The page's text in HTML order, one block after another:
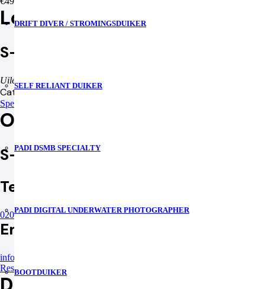
DRIFT DIVER / STROMINGSDUIKER
SELF RELIANT DUIKER
PADI DSMB SPECIALTY
PADI DIGITAL UNDERWATER PHOTOGRAPHER
BOOTDUIKER
Locatie
S-Diving
Uilenstede 314 1183 DB Amstelveen
Categorie
Specialities
Organisator
S-Diving
Telefoon
020-2103663
Email
info@s-diving.nl
Reserveren